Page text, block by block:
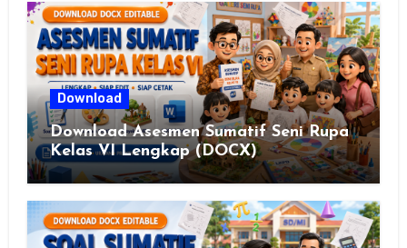
Download
Download Asesmen Sumatif Seni Rupa
Kelas VI Lengkap (DOCX)